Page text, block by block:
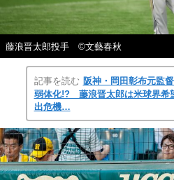
藤浪晋太郎投手 ©文藝春秋
記事を読む 阪神・岡田彰布元監
弱体化!? 藤浪晋太郎は米球界希
出危機…